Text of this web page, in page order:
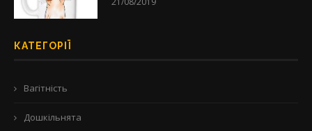
КАТЕГОРІЇ
Вагітність
Дошкільнята